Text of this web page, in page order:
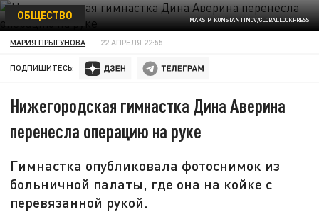
MAKSIM KONSTANTINOV/GLOBALLOOKPRESS
ОБЩЕСТВО
МАРИЯ ПРЫГУНОВА 22 АПРЕЛЯ 22:55
ПОДПИШИТЕСЬ:
Нижегородская гимнастка Дина Аверина
перенесла операцию на руке
Гимнастка опубликовала фотоснимок из
больничной палаты, где она на койке с
перевязанной рукой.